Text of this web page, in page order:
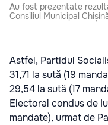
Au fost prezentate
Consiliul Municipal
Astfel, Partidul
31,71 la sută (19
29,54 la sută (17
Electoral condus de
mandate), urmat de